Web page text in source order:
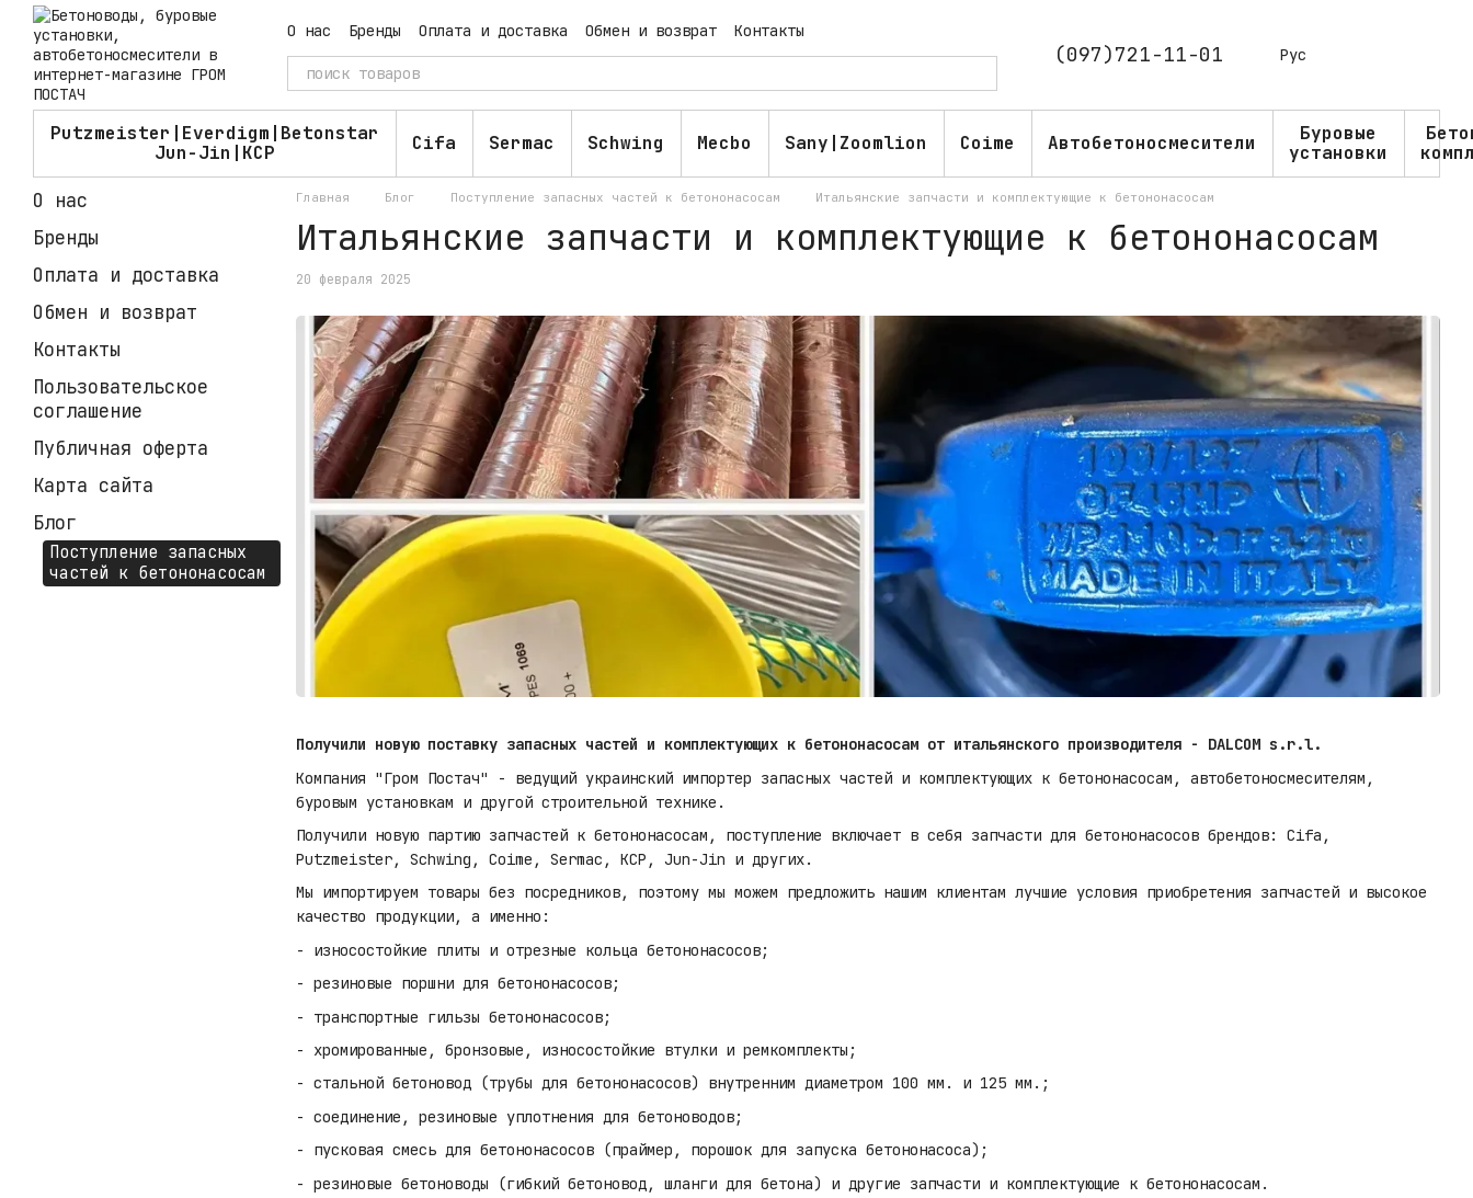
Перейти к основному контенту
О нас Бренды Оплата и доставка Обмен и возврат
Контакты
Пользовательское соглашение
Публичная оферта Блог (097)721-11-01 Рус
Putzmeister|Everdigm|Betonstar
Jun-Jin|KCP
Cifa Sermac Schwing Mecbo Sany|Zoomlion Coime Автобетоносмесители
Буровые
установки
Главная Блог Поступление запасных частей к бетононасосам Итальянские запчасти и комплектующие к бетононасосам
Итальянские запчасти и комплектующие к бетононасосам
20 февраля 2025
Получили новую поставку запасных частей и комплектующих к бетононасосам от итальянского производителя - DALCOM s.r.l.
Компания "Гром Постач" - ведущий украинский импортер запасных частей и комплектующих к бетононасосам, автобетоносмесителям,
буровым установкам и другой строительной технике.
Получили новую партию запчастей к бетононасосам, поступление включает в себя запчасти для бетононасосов брендов: Cifa,
Putzmeister, Schwing, Coime, Sermac, KCP, Jun-Jin и других.
Мы импортируем товары без посредников, поэтому мы можем предложить нашим клиентам лучшие условия приобретения запчастей и высокое
качество продукции, а именно:
- износостойкие плиты и отрезные кольца бетононасосов;
- резиновые поршни для бетононасосов;
- транспортные гильзы бетононасосов;
- хромированные, бронзовые, износостойкие втулки и ремкомплекты;
- стальной бетоновод (трубы для бетононасосов) внутренним диаметром 100 мм. и 125 мм.;
- соединение, резиновые уплотнения для бетоноводов;
- пусковая смесь для бетононасосов (праймер, порошок для запуска бетононасоса);
- резиновые бетоноводы (гибкий бетоновод, шланги для бетона) и другие запчасти и комплектующие к бетононасосам.
О нас
Бренды
Оплата и доставка
Обмен и возврат
Контакты
Пользовательское
соглашение
Публичная оферта
Карта сайта
Блог
Поступление запасных
частей к бетононасосам